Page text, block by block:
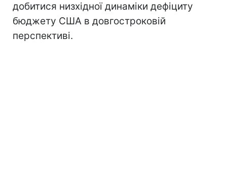
добитися низхідної динаміки дефіциту
бюджету США в довгостроковій
перспективі.